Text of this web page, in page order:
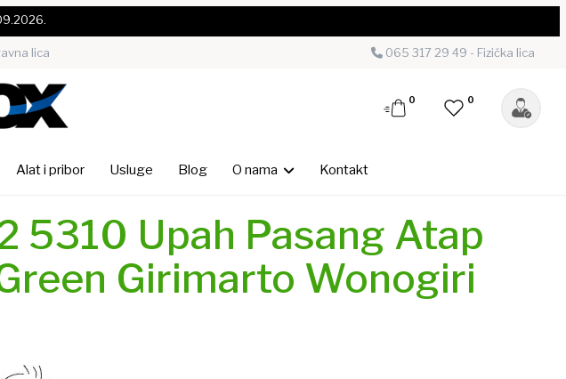
lica 065 317 29 49 - Fizička lica
0 0
Alat i pribor Usluge Blog O nama Kontakt
5310 Upah Pasang Atap
Girimarto Wonogiri